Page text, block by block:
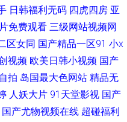
日韩福利无码 四虎四房 亚
免费观看 三级网站视频网
区女同 国产精品一区91 小x
视频 欧美日韩小视频 国产
拍 岛国最大色网站 精品无
人妖大片 91天堂影视 国产
国产尤物视频在线 超碰福利